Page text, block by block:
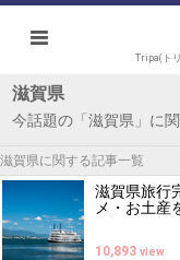
Tripa(ト
滋賀県
今話題の「滋賀県」に
滋賀県に関する記事一覧
滋賀県旅行
メ・お土産
10,893 view